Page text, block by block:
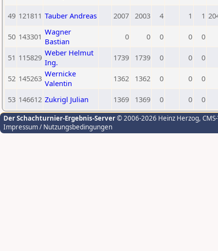
49 121811 Tauber Andreas 2007 2003 4 1 1
50 143301 Wagner
Bastian
0 0 0 0 0
51 115829 Weber Helmut
Ing.
1739 1739 0 0 0
52 145263 Wernicke
Valentin
1362 1362 0 0 0
53 146612 Zukrigl Julian 1369 1369 0 0 0
Der Schachturnier-Ergebnis-Server© 2006-2026 Heinz Herzog,
Impressum / Nutzungsbedingungen